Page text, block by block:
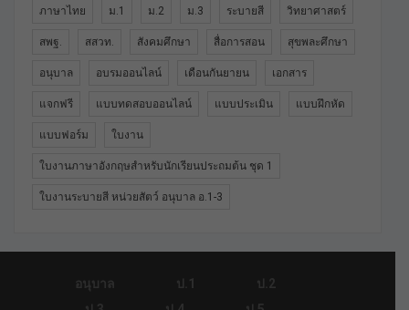
ภาษาไทย ม.1 ม.2 ม.3 ระบายสี วิทยาศาสตร์
สพฐ. สสวท. สังคมศึกษา สื่อการสอน สุขพละศึกษา
อนุบาล อบรมออนไลน์ เดือนกันยายน เอกสาร
แจกฟรี แบบทดสอบออนไลน์ แบบประเมิน แบบฝึกหัด
แบบฟอร์ม ใบงาน
ใบงานภาษาอังกฤษสำหรับนักเรียนประถมต้น ชุด 1
ใบงานระบายสี หน่วยสัตว์ อนุบาล อ.1-3
อนุบาล ป.1
ป.2